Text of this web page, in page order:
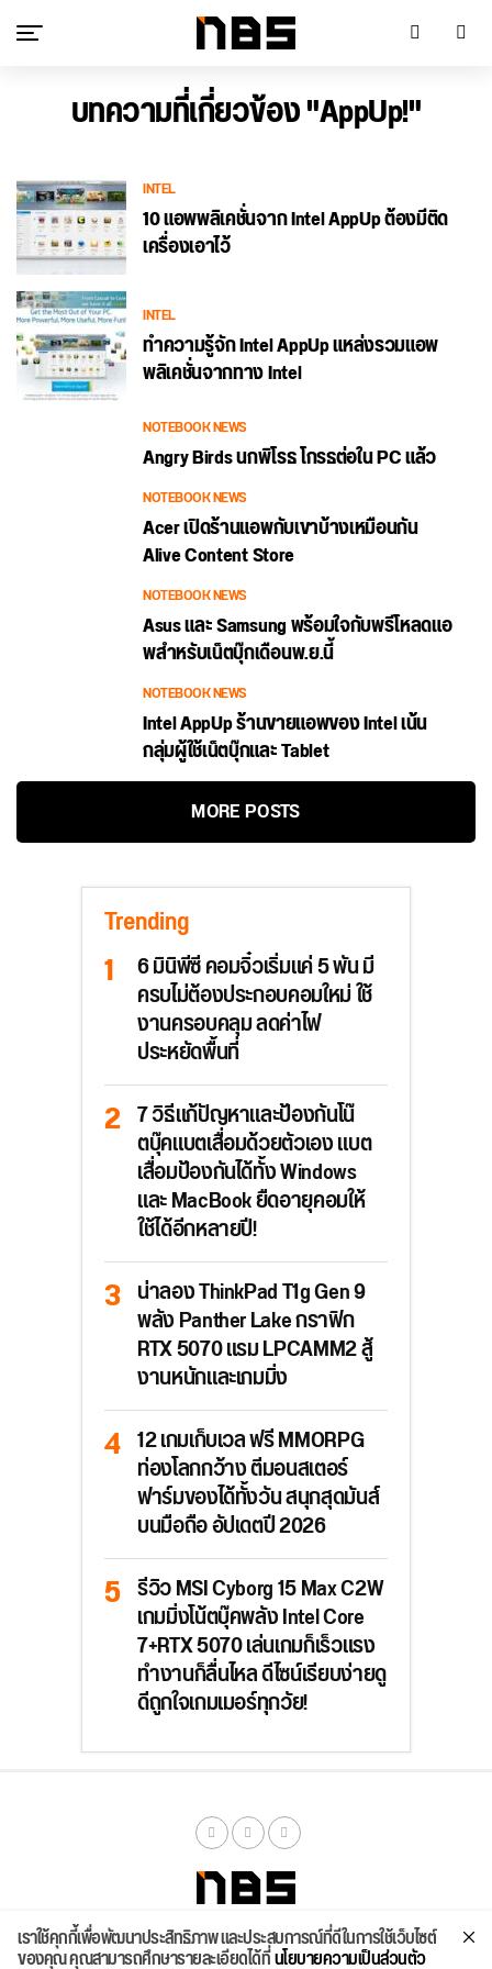
บทความที่เกี่ยวข้อง "AppUp!"
INTEL
10 แอพพลิเคชั่นจาก Intel AppUp ต้องมีติด
เครื่องเอาไว้
INTEL
ทำความรู้จัก Intel AppUp แหล่งรวมแอพ
พลิเคชั่นจากทาง Intel
NOTEBOOK NEWS
Angry Birds นกพิโรธ โกรธต่อใน PC แล้ว
NOTEBOOK NEWS
Acer เปิดร้านแอพกับเขาบ้างเหมือนกัน
Alive Content Store
NOTEBOOK NEWS
Asus และ Samsung พร้อมใจกับพรีโหลดแอ
พสำหรับเน็ตบุ๊กเดือนพ.ย.นี้
NOTEBOOK NEWS
Intel AppUp ร้านขายแอพของ Intel เน้น
กลุ่มผู้ใช้เน็ตบุ๊กและ Tablet
MORE POSTS
Trending
6 มินิพีซี คอมจิ๋วเริ่มแค่ 5 พัน มี
ครบไม่ต้องประกอบคอมใหม่ ใช้
งานครอบคลุม ลดค่าไฟ
ประหยัดพื้นที่
7 วิธีแก้ปัญหาและป้องกันโน๊
ตบุ๊คแบตเสื่อมด้วยตัวเอง แบต
เสื่อมป้องกันได้ทั้ง Windows
และ MacBook ยืดอายุคอมให้
ใช้ได้อีกหลายปี!
น่าลอง ThinkPad T1g Gen 9
พลัง Panther Lake กราฟิก
RTX 5070 แรม LPCAMM2 สู้
งานหนักและเกมมิ่ง
12 เกมเก็บเวล ฟรี MMORPG
ท่องโลกกว้าง ตีมอนสเตอร์
ฟาร์มของได้ทั้งวัน สนุกสุดมันส์
บนมือถือ อัปเดตปี 2026
รีวิว MSI Cyborg 15 Max C2W
เกมมิ่งโน้ตบุ๊คพลัง Intel Core
7+RTX 5070 เล่นเกมก็เร็วแรง
ทำงานก็ลื่นไหล ดีไซน์เรียบง่ายดู
ดีถูกใจเกมเมอร์ทุกวัย!
จัดสเปค ค้นหา บทความ รีวิวล่าสุด บทความยอดนิยม ติดต่อเรา
เราใช้คุกกี้เพื่อพัฒนาประสิทธิภาพ และประสบการณ์ที่ดีในการใช้เว็บไซต์
ของคุณ คุณสามารถศึกษารายละเอียดได้ที่นโยบายความเป็นส่วนตัว